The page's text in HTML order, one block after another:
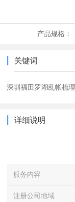
产品规格：
关键词
深圳福田罗湖乱帐梳
详细说明
服务内容
注册公司地域